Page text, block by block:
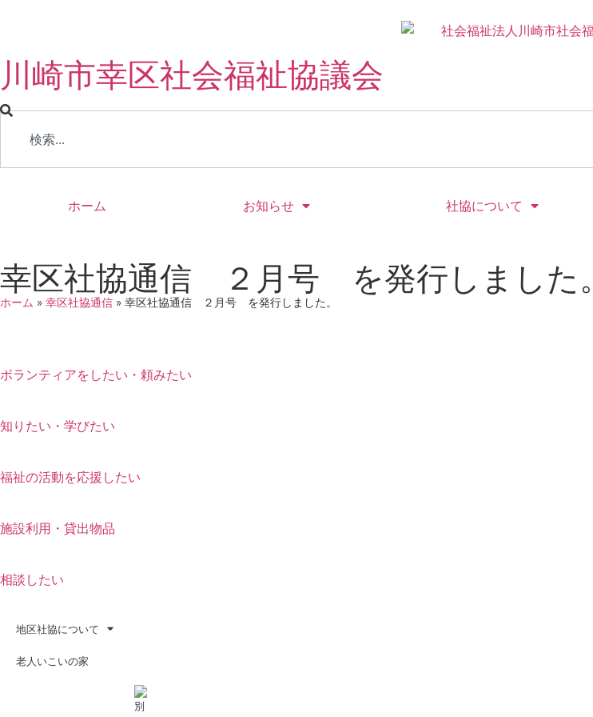
川崎市幸区社会福祉協議会
ホーム お知らせ 社協について
幸区社協通信 ２月号 を発行しました。
ホーム » 幸区社協通信 » 幸区社協通信 ２月号 を発行しました。
ボランティアをしたい・頼みたい
知りたい・学びたい
福祉の活動を応援したい
施設利用・貸出物品
相談したい
地区社協について
老人いこいの家